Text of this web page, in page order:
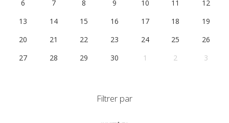
6
7 8 9 10 11
12
13
14 15 16 17 18
19
20
21 22 23 24 25
26
27
28 29 30 1 2 3
Filtrer par